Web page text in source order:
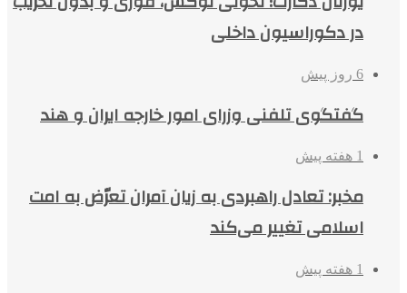
در دکوراسیون داخلی
6 روز پیش
گفتگوی تلفنی وزرای امور خارجه ایران و هند
1 هفته پیش
مخبر: تعادل راهبردی به زیان آمران تعرّض به امت
اسلامی تغییر می‌کند
1 هفته پیش